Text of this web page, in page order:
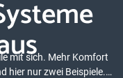
mit sich. Mehr Komfort
hier nur zwei Beispiele.